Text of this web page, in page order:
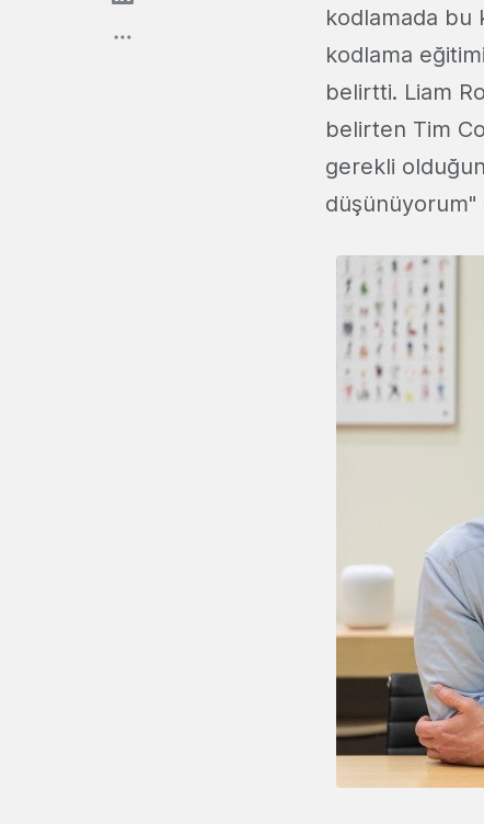
kodlamada bu
kodlama
belirtti. Liam
belirten Tim
gerekli
düşünüyorum"